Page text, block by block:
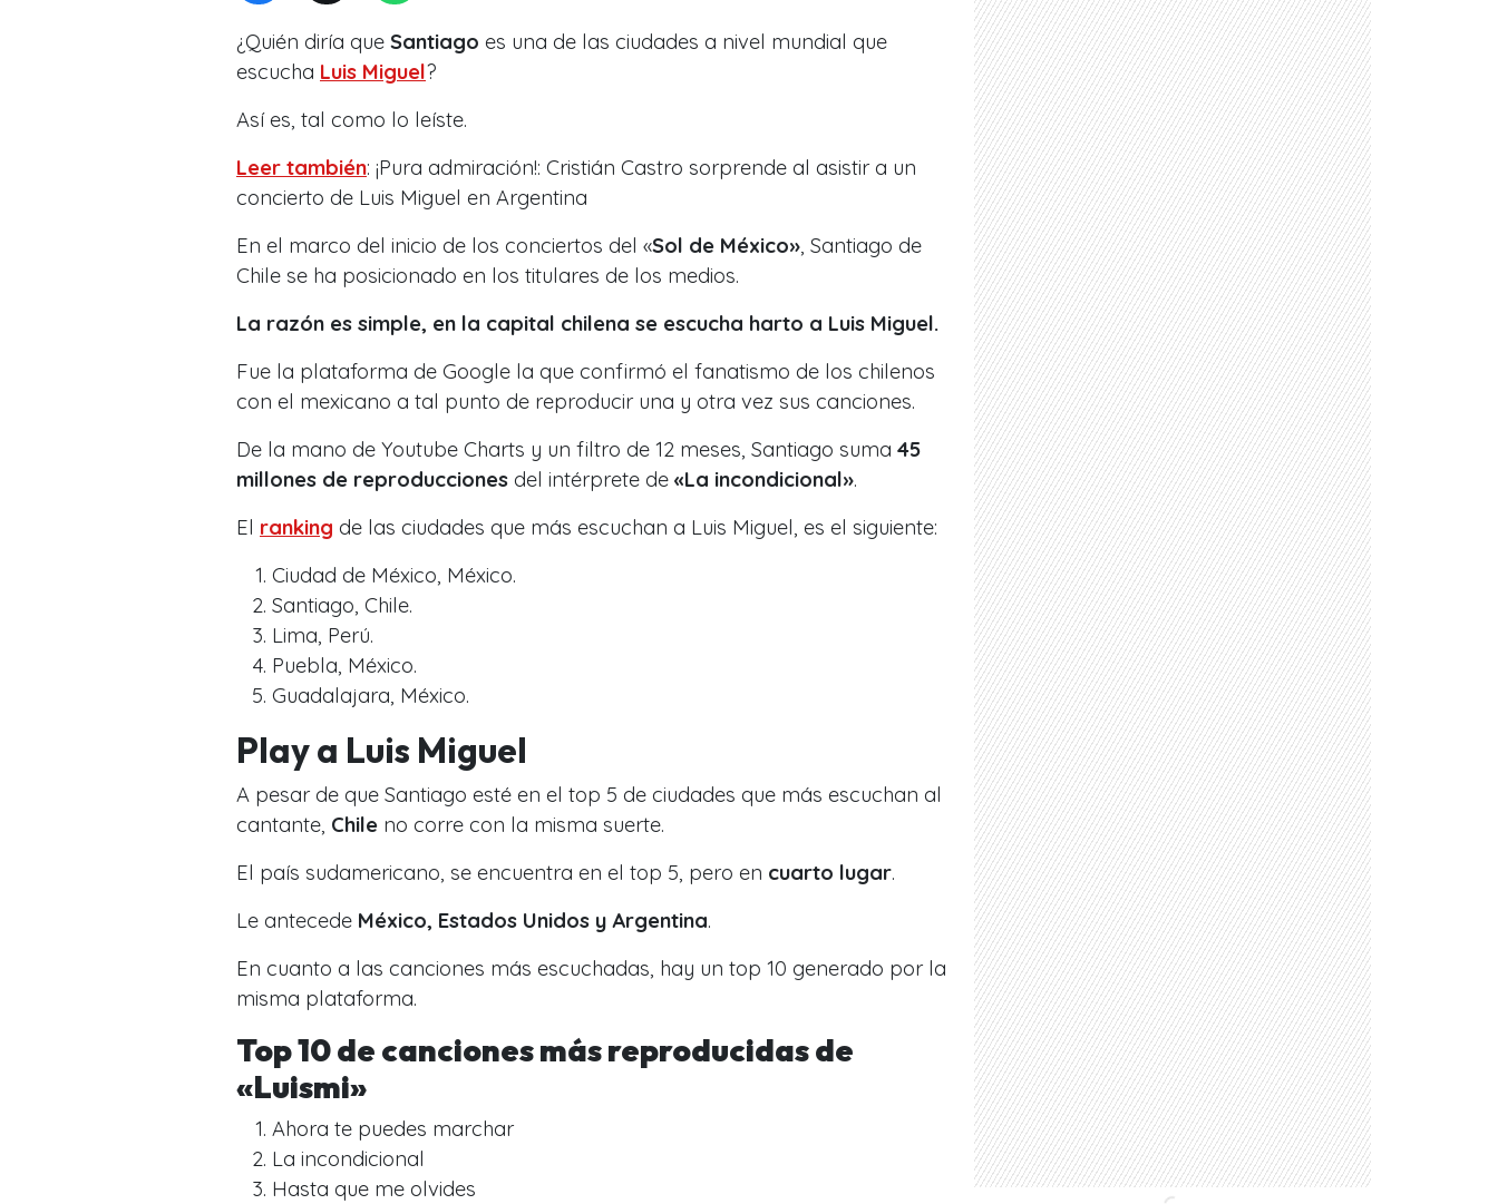
¿Quién diría que Santiago es una de las ciudades a nivel mundial que
escucha Luis Miguel?
Así es, tal como lo leíste.
Leer también: ¡Pura admiración!: Cristián Castro sorprende al asistir a un
concierto de Luis Miguel en Argentina
En el marco del inicio de los conciertos del «Sol de México» , Santiago de
Chile se ha posicionado en los titulares de los medios.
La razón es simple, en la capital chilena se escucha harto a Luis Miguel.
Fue la plataforma de Google la que confirmó el fanatismo de los chilenos
con el mexicano a tal punto de reproducir una y otra vez sus canciones.
De la mano de Youtube Charts y un filtro de 12 meses, Santiago suma 45
millones de reproducciones del intérprete de «La incondicional».
El ranking de las ciudades que más escuchan a Luis Miguel, es el siguiente:
Ciudad de México, México.
Santiago, Chile.
Lima, Perú.
Puebla, México.
Guadalajara, México.
Play a Luis Miguel
A pesar de que Santiago esté en el top 5 de ciudades que más escuchan al
cantante, Chile no corre con la misma suerte.
El país sudamericano, se encuentra en el top 5, pero en cuarto lugar.
Le antecede México, Estados Unidos y Argentina.
En cuanto a las canciones más escuchadas, hay un top 10 generado por la
misma plataforma.
Top 10 de canciones más reproducidas de
«Luismi»
Ahora te puedes marchar
La incondicional
Hasta que me olvides